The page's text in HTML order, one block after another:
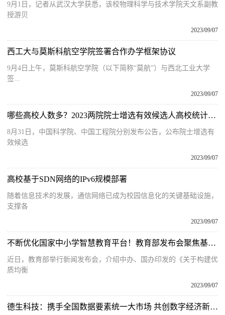
9月1日，记者从武汉大学获悉，该校物理科学与技术学院天文系副教
授游贝
2023/09/07
西工大与莫斯科航空学院签署合作办学框架协议
9月4日上午，莫斯科航空学院（以下简称“莫航”）与西北工业大学
签...
2023/09/07
哪些高校人数多？2023两院院士增选有效候选人高校统计出炉
8月31日，中国科学院、中国工程院分别发布公告，公布院士增选有
效候选
2023/09/07
高校基于SDN网络的IPv6规模部署
随着信息技术的发展，通信网络已成为校园信息化的关键基础设施，
支撑各
2023/09/07
不断优化国家中小学智慧教育平台！教育部发布会聚焦基础教育扩优提质
近日，教育部举行新闻发布会，介绍中办、国办印发的《关于构建优
质均衡
2023/09/07
德生科技：携手全国数据要素统一大市场 共创数字经济新未来